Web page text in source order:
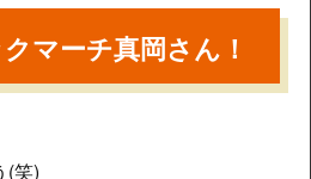
マーチ真岡さん！
(笑)